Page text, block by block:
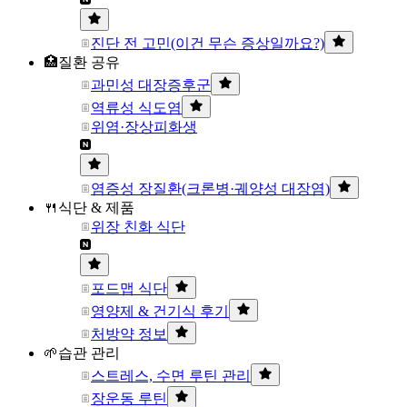
진단 전 고민(이건 무슨 증상일까요?)
🏥질환 공유
과민성 대장증후군
역류성 식도염
위염·장상피화생
염증성 장질환(크론병·궤양성 대장염)
🍴식단 & 제품
위장 친화 식단
포드맵 식단
영양제 & 건기식 후기
처방약 정보
🌱습관 관리
스트레스, 수면 루틴 관리
장운동 루틴